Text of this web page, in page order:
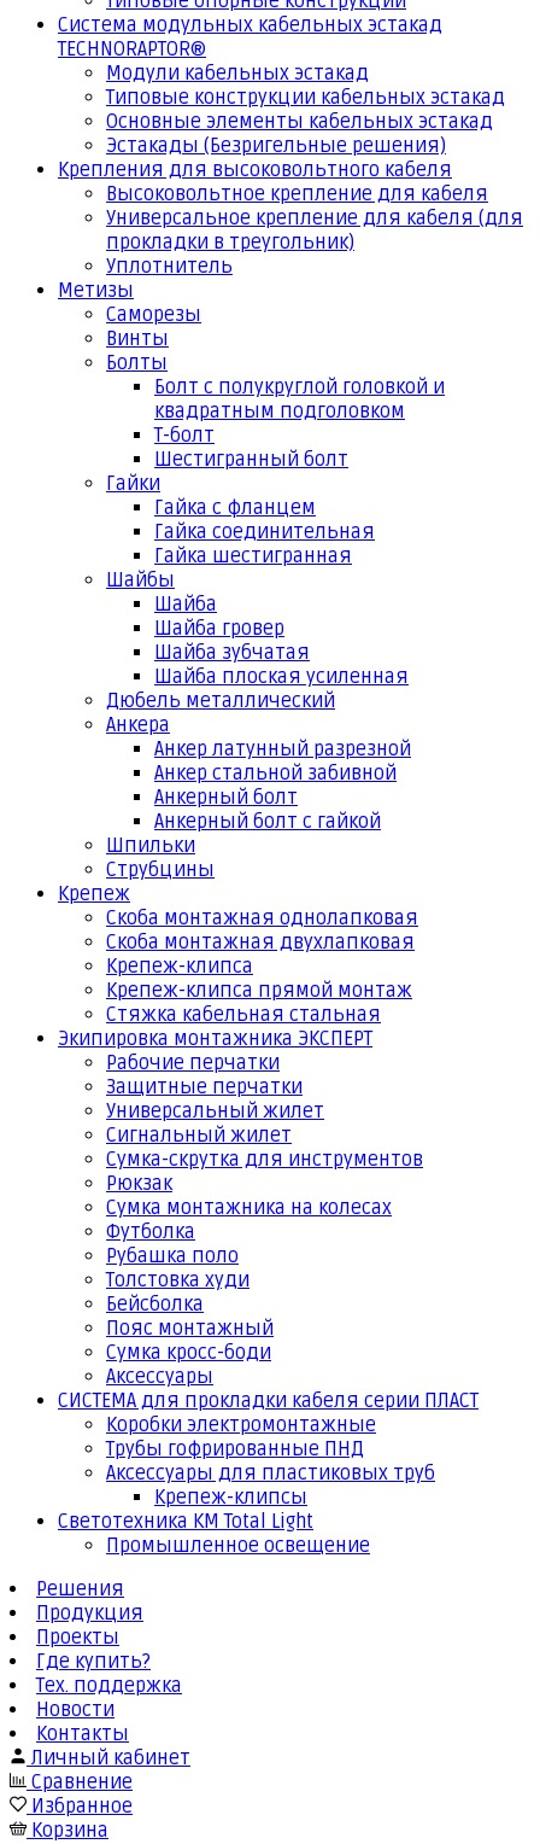
Система модульных кабельных эстакад
TECHNORAPTOR®
Модули кабельных эстакад
Типовые конструкции кабельных эстакад
Основные элементы кабельных эстакад
Эстакады (Безригельные решения)
Крепления для высоковольтного кабеля
Высоковольтное крепление для кабеля
Универсальное крепление для кабеля (для
прокладки в треугольник)
Уплотнитель
Метизы
Саморезы
Винты
Болты
Болт с полукруглой головкой и
квадратным подголовком
Т-болт
Шестигранный болт
Гайки
Гайка с фланцем
Гайка соединительная
Гайка шестигранная
Шайбы
Шайба
Шайба гровер
Шайба зубчатая
Шайба плоская усиленная
Дюбель металлический
Анкера
Анкер латунный разрезной
Анкер стальной забивной
Анкерный болт
Анкерный болт с гайкой
Шпильки
Струбцины
Крепеж
Скоба монтажная однолапковая
Скоба монтажная двухлапковая
Крепеж-клипса
Крепеж-клипса прямой монтаж
Стяжка кабельная стальная
Экипировка монтажника ЭКСПЕРТ
Рабочие перчатки
Защитные перчатки
Универсальный жилет
Сигнальный жилет
Сумка-скрутка для инструментов
Рюкзак
Сумка монтажника на колесах
Футболка
Рубашка поло
Толстовка худи
Бейсболка
Пояс монтажный
Сумка кросс-боди
Аксессуары
СИСТЕМА для прокладки кабеля серии ПЛАСТ
Коробки электромонтажные
Трубы гофрированные ПНД
Аксессуары для пластиковых труб
Крепеж-клипсы
Светотехника КМ Total Light
Промышленное освещение
Решения
Продукция
Проекты
Где купить?
Тех. поддержка
Новости
Контакты
Личный кабинет
Сравнение
Избранное
Корзина